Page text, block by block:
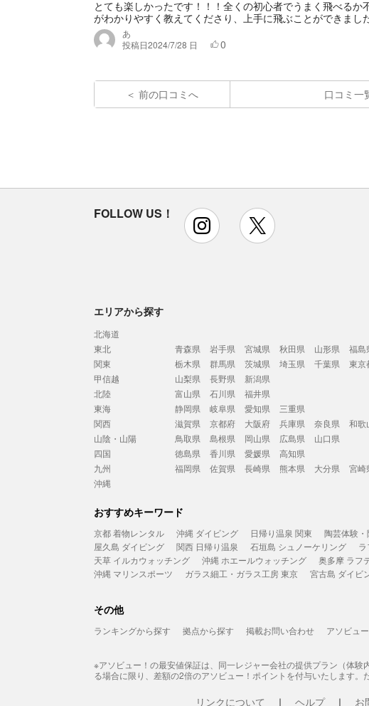
とても楽しかったです！！！全くの初心者でうまく飛べる
がわかりやすく教えてくださり、上手に飛ぶことができま
あ
投稿日2024/7/28 日 0
前の口コミへ 口コミ一
FOLLOW US！ instagram
エリアから探す
北海道
東北
青森県 岩手県 宮城県 秋田県 山形県
福島
関東
栃木県 群馬県 茨城県 埼玉県 千葉県 東京
甲信越
山梨県 長野県
新潟県
北陸
富山県 石川県
福井県
東海
静岡県 岐阜県 愛知県
三重県
関西
滋賀県 京都府 大阪府 兵庫県 奈良県
和歌
山陰・山陽
鳥取県 島根県 岡山県 広島県
山口県
四国
徳島県 香川県 愛媛県
高知県
九州
福岡県 佐賀県 長崎県 熊本県 大分県 宮崎
沖縄
おすすめキーワード
京都 着物レンタル 沖縄 ダイビング 日帰り温泉 関東 陶芸体験
屋久島 ダイビング
関西 日帰り温泉 石垣島 シュノーケリング
天草 イルカウォッチング
沖縄 ホエールウォッチング 奥多摩 ラフ
沖縄 マリンスポーツ
ガラス細工・ガラス工房 東京 宮古島 ダイビ
その他
ランキングから探す 拠点から探す 掲載お問い合わせ アソビュ
※アソビュー！の最安値保証は、同一レジャー会社の提供プラン（体
る場合に限り、差額の2倍のアソビュー！ポイントを付与いたします
リンクについて ヘルプ お